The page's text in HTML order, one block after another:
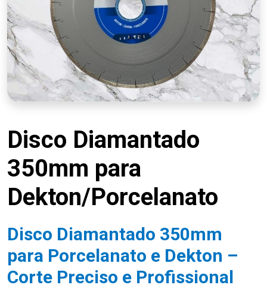
Disco Diamantado
350mm para
Dekton/Porcelanato
Disco Diamantado 350mm
para Porcelanato e Dekton –
Corte Preciso e Profissional